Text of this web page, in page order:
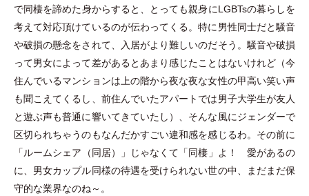
で同棲を諦めた身からすると、とっても親身にLGBTsの暮らしを
考えて対応頂けているのが伝わってくる。特に男性同士だと騒音
や破損の懸念をされて、入居がより難しいのだそう。騒音や破損
って男女によって差があるとあまり感じたことはないけれど（今
住んでいるマンションは上の階から夜な夜な女性の甲高い笑い声
も聞こえてくるし、前住んでいたアパートでは男子大学生が友人
と遊ぶ声も普通に響いてきていたし ）
、そんな風にジェンダーで
区切られちゃうのもなんだかすごい違和感を感じるわ。その前に
「 ルームシェア （同居） 」 じゃなくて 「同棲 」
よ！ 愛があるの
に、男女カップル同様の待遇を受けられない世の中、まだまだ保
守的な業界なのね～。